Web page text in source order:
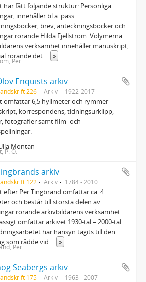
har fått följande struktur: Personliga
innehåller bl.a. pass
brev, anteckningsböcker och
rörande Hilda Fjellström. Volymerna
verksamhet innehåller manuskript,
rörande det
»
Per
Enquists arkiv
226 Arkiv 1922-2017
omfattar 6,5 hyllmeter och rymmer
korrespondens, tidningsurklipp,
fotografier samt film- och
Montan
P. O.
arkiv
122 Arkiv 1784 - 2010
efter Per Tingbrand omfattar ca. 4
och består till största delen av
rörande arkivbildarens verksamhet.
omfattar arkivet 1930-tal – 2000-tal.
har hänsyn tagits till den
som rådde vid
»
Per
Seabergs arkiv
175 Arkiv 1963 - 2007